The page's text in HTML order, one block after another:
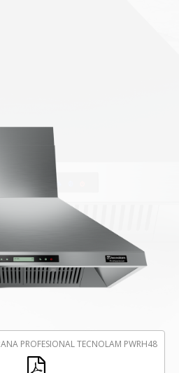
PROFESIONAL TECNOLAM PWRH48